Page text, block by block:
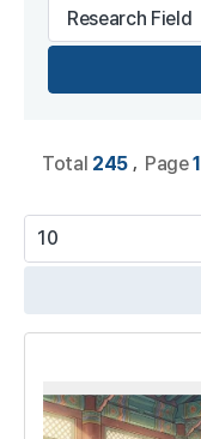
Total 245 Page1